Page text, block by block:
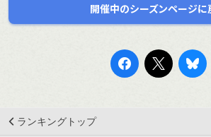
開催中のシーズンページに
ランキングトップ